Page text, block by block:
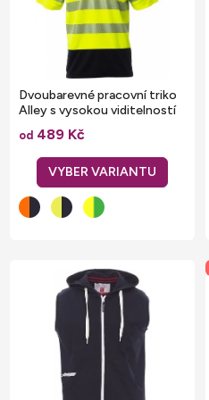
o
d
ů
Dvoubarevné pracovní triko
Alley s vysokou viditelností
od 489 Kč